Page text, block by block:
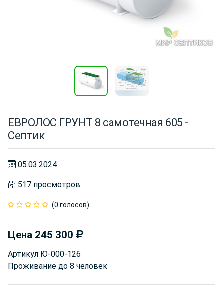
ЕВРОЛОС ГРУНТ 8 самотечная 605 -
Септик
05.03.2024
517 просмотров
(0 голосов)
Цена 245 300
Артикул Ю-000-126
Проживание до 8 человек